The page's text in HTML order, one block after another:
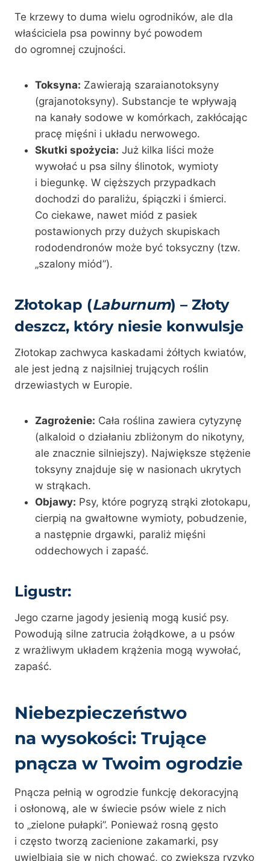
Te krzewy to duma wielu ogrodników, ale dla
właściciela psa powinny być powodem
do ogromnej czujności.
Toksyna: Zawierają szaraianotoksyny
(grajanotoksyny). Substancje te wpływają
na kanały sodowe w komórkach, zakłócając
pracę mięśni i układu nerwowego.
Skutki spożycia: Już kilka liści może
wywołać u psa silny ślinotok, wymioty
i biegunkę. W cięższych przypadkach
dochodzi do paraliżu, śpiączki i śmierci.
Co ciekawe, nawet miód z pasiek
postawionych przy dużych skupiskach
rododendronów może być toksyczny (tzw.
„szalony miód”).
Złotokap (Laburnum) – Złoty
deszcz, który niesie konwulsje
Złotokap zachwyca kaskadami żółtych kwiatów,
ale jest jedną z najsilniej trujących roślin
drzewiastych w Europie.
Zagrożenie: Cała roślina zawiera cytyzynę
(alkaloid o działaniu zbliżonym do nikotyny,
ale znacznie silniejszy). Największe stężenie
toksyny znajduje się w nasionach ukrytych
w strąkach.
Objawy: Psy, które pogryzą strąki złotokapu,
cierpią na gwałtowne wymioty, pobudzenie,
a następnie drgawki, paraliż mięśni
oddechowych i zapaść.
Ligustr:
Jego czarne jagody jesienią mogą kusić psy.
Powodują silne zatrucia żołądkowe, a u psów
z wrażliwym układem krążenia mogą wywołać,
zapaść.
Niebezpieczeństwo
na wysokości: Trujące
pnącza w Twoim ogrodzie
Pnącza pełnią w ogrodzie funkcję dekoracyjną
i osłonową, ale w świecie psów wiele z nich
to „zielone pułapki”. Ponieważ rosną gęsto
i często tworzą zacienione zakamarki, psy
uwielbiają się w nich chować, co zwiększa ryzyko